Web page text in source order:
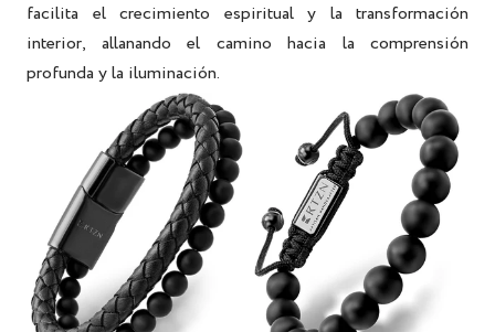
facilita el crecimiento espiritual y la transformación
interior, allanando el camino hacia la comprensión
profunda y la iluminación.